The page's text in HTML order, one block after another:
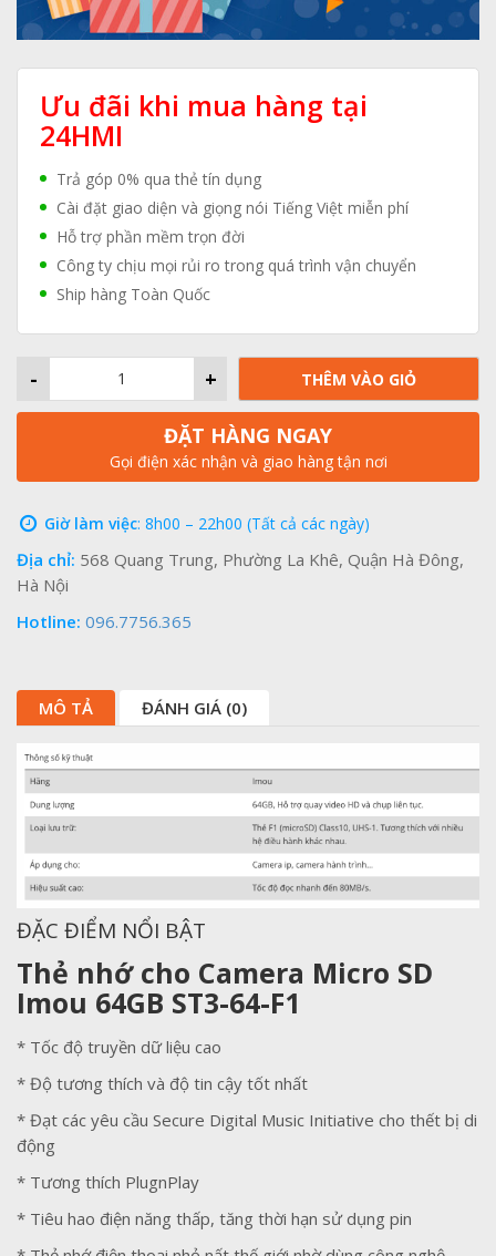
Ưu đãi khi mua hàng tại
24HMI
Trả góp 0% qua thẻ tín dụng
Cài đặt giao diện và giọng nói Tiếng Việt miễn phí
Hỗ trợ phần mềm trọn đời
Công ty chịu mọi rủi ro trong quá trình vận chuyển
Ship hàng Toàn Quốc
+
- THÊM VÀO GIỎ
ĐẶT HÀNG NGAY
Gọi điện xác nhận và giao hàng tận nơi
Giờ làm việc: 8h00 – 22h00 (Tất cả các ngày)
Địa chỉ: 568 Quang Trung, Phường La Khê, Quận Hà Đông,
Hà Nội
Hotline: 096.7756.365
MÔ TẢ ĐÁNH GIÁ (0)
ĐẶC ĐIỂM NỔI BẬT
Thẻ nhớ cho Camera Micro SD
Imou 64GB ST3-64-F1
* Tốc độ truyền dữ liệu cao
* Độ tương thích và độ tin cậy tốt nhất
* Đạt các yêu cầu Secure Digital Music Initiative cho thết bị di
động
* Tương thích PlugnPlay
* Tiêu hao điện năng thấp, tăng thời hạn sử dụng pin